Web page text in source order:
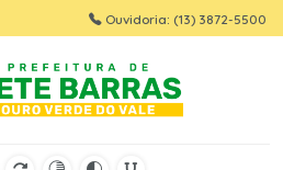
Ouvidoria: (13) 3872-5500